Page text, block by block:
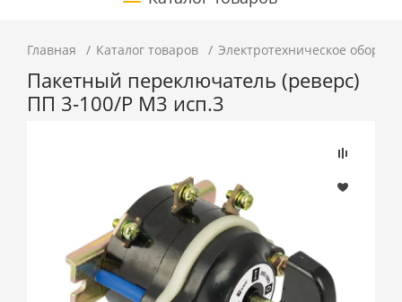
Главная Каталог товаров Электротехническое
Пакетный переключатель (реверс)
ПП 3-100/Р М3 исп.3